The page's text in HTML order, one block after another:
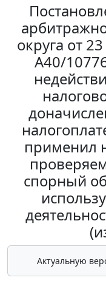
округа от
А40/
применил
спорный
Актуальную